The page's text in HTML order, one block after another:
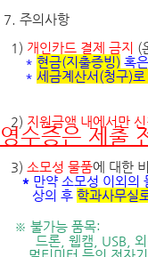
7. 주의사항
1) 개인카드 결제 금지 (
* 현금(지출증빙) 혹은
* 세금계산서(청구)
2) 지원금액 내에서만
영수증은 제출
3) 소모성 물품에 대한
* 만약 소모성 이외의
상의 후 학과사무실
※ 불가능 품목:
드론 웹캠 , USB,